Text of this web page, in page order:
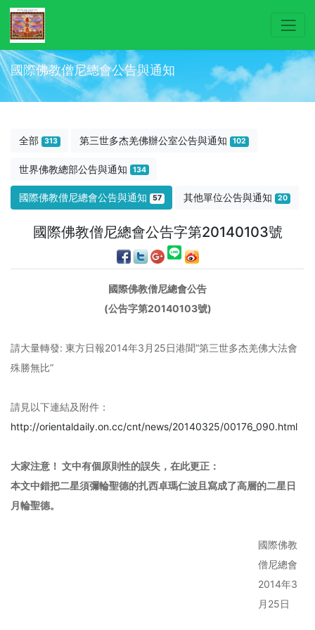
國際佛教僧尼總會公告與通知
全部 313 第三世多杰羌佛辦公室公告與通知 102
世界佛教總部公告與通知 134
國際佛教僧尼總會公告與通知 57 其他單位公告與通知 20
國際佛教僧尼總會公告字第20140103號
國際佛教僧尼總會公告
(公告字第20140103號)
請大量轉發: 東方日報2014年3月25日港聞“第三世多杰羌佛大法會
殊勝無比”
請見以下連結及附件：
http://orientaldaily.on.cc/cnt/news/20140325/00176_090.html
大家注意！ 文中有個原則性的誤失，在此更正：
本文中錯把二星須彌輪聖德的扎西卓瑪仁波且寫成了高層的二星日
月輪聖德。
國際佛教
僧尼總會
2014年3
月25日